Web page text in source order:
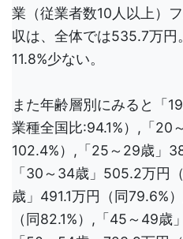
業（従業者数10人以上）
収は、全体では535.7万円
11.8%少ない。
また年齢層別にみると「
業種全国比:94.1%）,「20
102.4%）,「25～29歳」
「30～34歳」505.2万円
歳」491.1万円（同79.6%
（同82.1%）,「45～49